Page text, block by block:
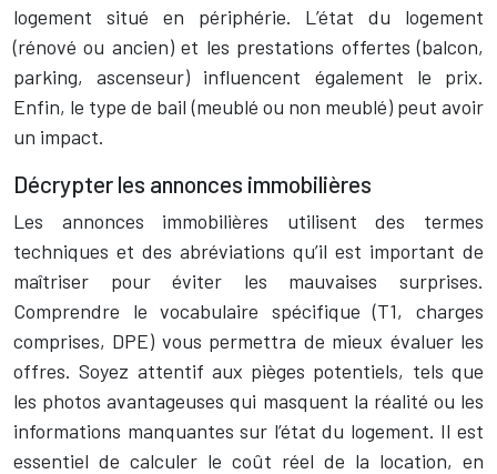
logement situé en périphérie. L’état du logement
(rénové ou ancien) et les prestations offertes (balcon,
parking, ascenseur) influencent également le prix.
Enfin, le type de bail (meublé ou non meublé) peut avoir
un impact.
Décrypter les annonces immobilières
Les annonces immobilières utilisent des termes
techniques et des abréviations qu’il est important de
maîtriser pour éviter les mauvaises surprises.
Comprendre le vocabulaire spécifique (T1, charges
comprises, DPE) vous permettra de mieux évaluer les
offres. Soyez attentif aux pièges potentiels, tels que
les photos avantageuses qui masquent la réalité ou les
informations manquantes sur l’état du logement. Il est
essentiel de calculer le coût réel de la location, en